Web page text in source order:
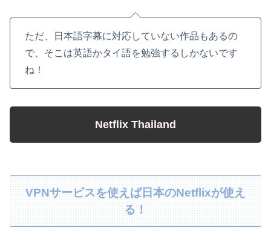
ただ、日本語字幕に対応していない作品もあるの
で、そこは英語かタイ語を勉強するしかないです
ね！
Netflix Thailand
VPNサービスを使えば日本のNetflixが使え
る！